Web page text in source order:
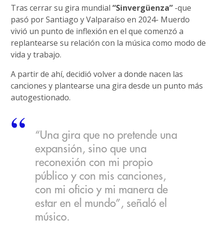
Tras cerrar su gira mundial“Sinvergüenza” -que
pasó por Santiago y Valparaíso en 2024- Muerdo
vivió un punto de inflexión en el que comenzó a
replantearse su relación con la música como modo de
vida y trabajo.
A partir de ahí, decidió volver a donde nacen las
canciones y plantearse una gira desde un punto más
autogestionado.
“Una gira que no pretende una
expansión, sino que una
reconexión con mi propio
público y con mis canciones,
con mi oficio y mi manera de
estar en el mundo”, señaló el
músico.